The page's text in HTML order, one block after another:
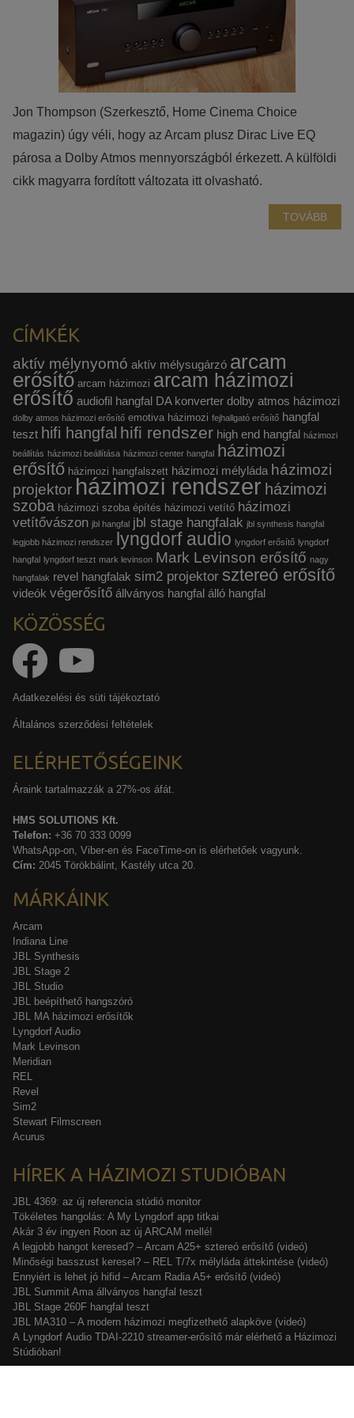
Jon Thompson (Szerkesztő, Home Cinema Choice
magazin) úgy véli, hogy az Arcam plusz Dirac Live EQ
párosa a Dolby Atmos mennyországból érkezett. A külföldi
cikk magyarra fordított változata itt olvasható.
TOVÁBB
CÍMKÉK
aktív mélynyomó aktív mélysugárzó arcam
erősítő arcam házimozi arcam házimozi
erősítő audiofil hangfal DA konverter dolby atmos házimozi
dolby atmos házimozi erősítő emotiva házimozi fejhallgató erősítő hangfal
teszt hifi hangfal hifi rendszer high end hangfal házimozi
beállítás házimozi beállítása házimozi center hangfal házimozi
erősítő házimozi hangfalszett házimozi mélyláda házimozi
projektor házimozi rendszer házimozi
szoba házimozi szoba építés házimozi vetítő házimozi
vetítővászon jbl hangfal jbl stage hangfalak jbl synthesis hangfal
legjobb házimozi rendszer lyngdorf audio lyngdorf erősítő lyngdorf
hangfal lyngdorf teszt mark levinson Mark Levinson erősítő nagy
hangfalak revel hangfalak sim2 projektor sztereó erősítő
videók végerősítő állványos hangfal álló hangfal
KÖZÖSSÉG
Adatkezelési és süti tájékoztató
Általános szerződési feltételek
ELÉRHETŐSÉGEINK
Áraink tartalmazzák a 27%-os áfát.
HMS SOLUTIONS Kft.
Telefon: +36 70 333 0099
WhatsApp-on, Viber-en és FaceTime-on is elérhetőek vagyunk.
Cím: 2045 Törökbálint, Kastély utca 20.
MÁRKÁINK
Arcam
Indiana Line
JBL Synthesis
JBL Stage 2
JBL Studio
JBL beépíthető hangszóró
JBL MA házimozi erősítők
Lyngdorf Audio
Mark Levinson
Meridian
REL
Revel
Sim2
Stewart Filmscreen
Acurus
HÍREK A HÁZIMOZI STUDIÓBAN
JBL 4369: az új referencia stúdió monitor
Tökéletes hangolás: A My Lyngdorf app titkai
Akár 3 év ingyen Roon az új ARCAM mellé!
A legjobb hangot keresed? – Arcam A25+ sztereó erősítő (videó)
Minőségi basszust keresel? – REL T/7x mélyláda áttekintése (videó)
Ennyiért is lehet jó hifid – Arcam Radia A5+ erősítő (videó)
JBL Summit Ama állványos hangfal teszt
JBL Stage 260F hangfal teszt
JBL MA310 – A modern házimozi megfizethető alapköve (videó)
A Lyngdorf Audio TDAI-2210 streamer-erősítő már elérhető a Házimozi
Stúdióban!
Azért települnek ezek a sütik, hogy a felhasználót számára
egyedi, releváns, érdeklődési körébe tartozó
reklámajánlatokkal tudjuk megcélozni.